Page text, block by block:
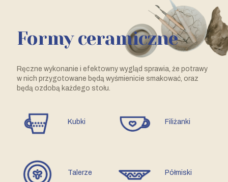
Formy ceramiczne
Ręczne wykonanie i efektowny wygląd sprawia, że potrawy
w nich przygotowane będą wyśmienicie smakować, oraz
będą ozdobą każdego stołu.
Kubki Filiżanki
Talerze Półmiski